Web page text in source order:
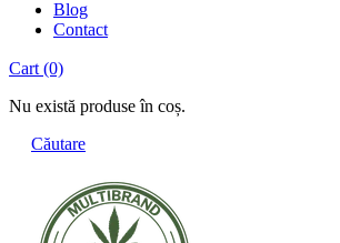
Blog
Contact
Cart (0)
Nu există produse în coș.
Căutare